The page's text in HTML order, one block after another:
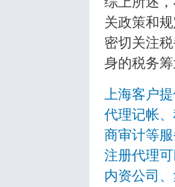
关政策和
密切关注
身的税务
上海客户
代理记帐
商审计等
注册代理
内资公司